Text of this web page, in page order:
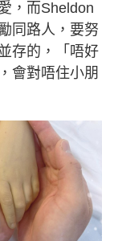
，而Sheldon
同路人，要努
存的，「唔好
會對唔住小朋